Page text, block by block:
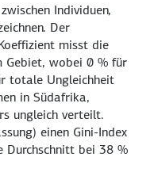
Individuen,
Der
misst die
Gebiet, wobei 0 % für
totale Ungleichheit
in Südafrika,
ungleich verteilt.
einen Gini-Index
Durchschnitt bei 38 %